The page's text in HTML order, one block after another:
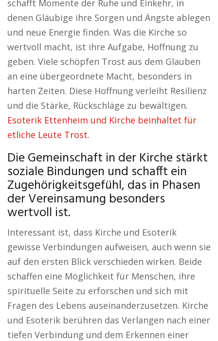
schafft Momente der Ruhe und Einkehr, in
denen Gläubige ihre Sorgen und Ängste ablegen
und neue Energie finden. Was die Kirche so
wertvoll macht, ist ihre Aufgabe, Hoffnung zu
geben. Viele schöpfen Trost aus dem Glauben
an eine übergeordnete Macht, besonders in
harten Zeiten. Diese Hoffnung verleiht Resilienz
und die Stärke, Rückschläge zu bewältigen.
Esoterik Ettenheim und Kirche beinhaltet für
etliche Leute Trost.
Die Gemeinschaft in der Kirche stärkt
soziale Bindungen und schafft ein
Zugehörigkeitsgefühl, das in Phasen
der Vereinsamung besonders
wertvoll ist.
Interessant ist, dass Kirche und Esoterik
gewisse Verbindungen aufweisen, auch wenn sie
auf den ersten Blick verschieden wirken. Beide
schaffen eine Möglichkeit für Menschen, ihre
spirituelle Seite zu erforschen und sich mit
Fragen des Lebens auseinanderzusetzen. Kirche
und Esoterik berühren das Verlangen nach einer
tiefen Verbindung und dem Erkennen einer